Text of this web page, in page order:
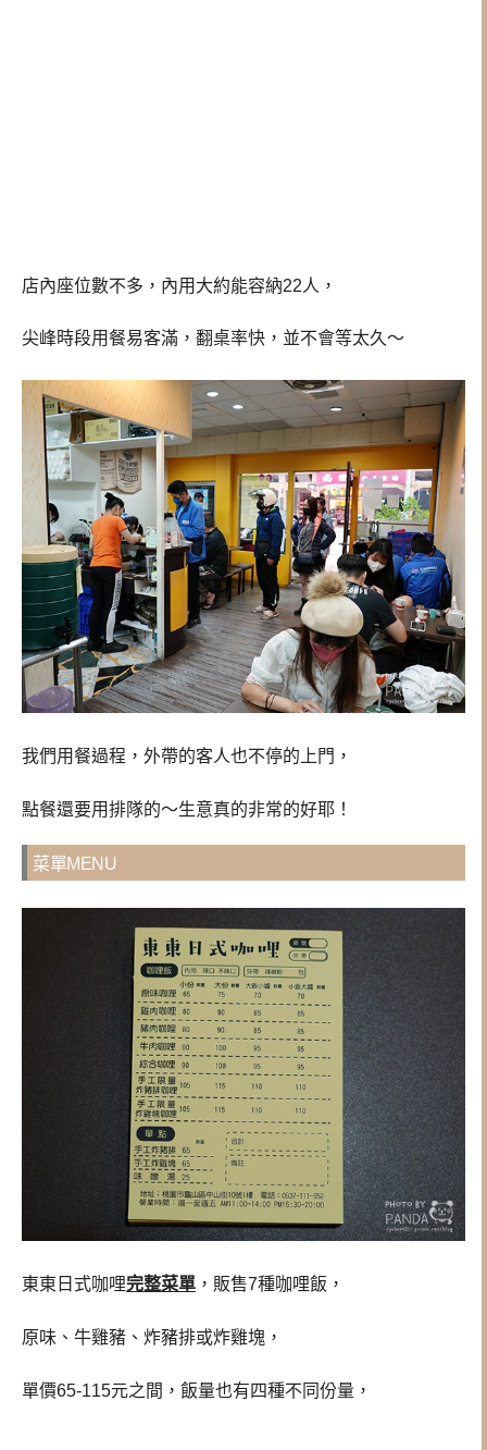
店內座位數不多，內用大約能容納22人，
尖峰時段用餐易客滿，翻桌率快，並不會等太久～
我們用餐過程，外帶的客人也不停的上門，
點餐還要用排隊的～生意真的非常的好耶！
菜單MENU
東東日式咖哩完整菜單 ， 販售7種咖哩飯，
原味、牛雞豬、炸豬排或炸雞塊，
單價65-115元之間，飯量也有四種不同份量，